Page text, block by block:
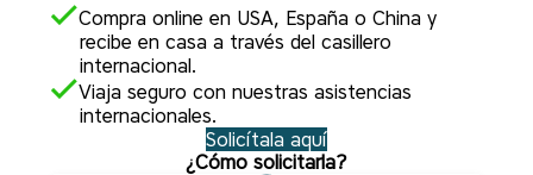
Compra online en USA, España o China y
recibe en casa a través del casillero
internacional.
Viaja seguro con nuestras asistencias
internacionales.
Solicítala aquí
¿Cómo solicitarla?